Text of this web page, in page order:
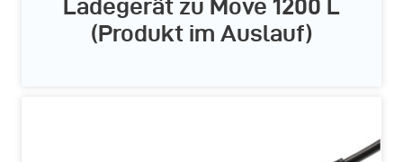
Ladegerät zu Move 1200 L
(Produkt im Auslauf)